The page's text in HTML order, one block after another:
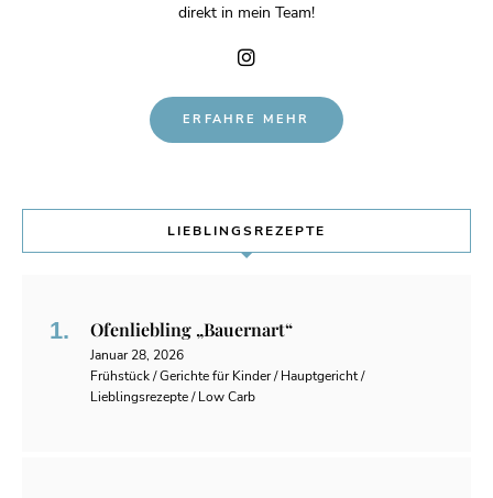
direkt in mein Team!
ERFAHRE MEHR
LIEBLINGSREZEPTE
Ofenliebling „Bauernart“
Januar 28, 2026
Frühstück / Gerichte für Kinder / Hauptgericht /
Lieblingsrezepte / Low Carb